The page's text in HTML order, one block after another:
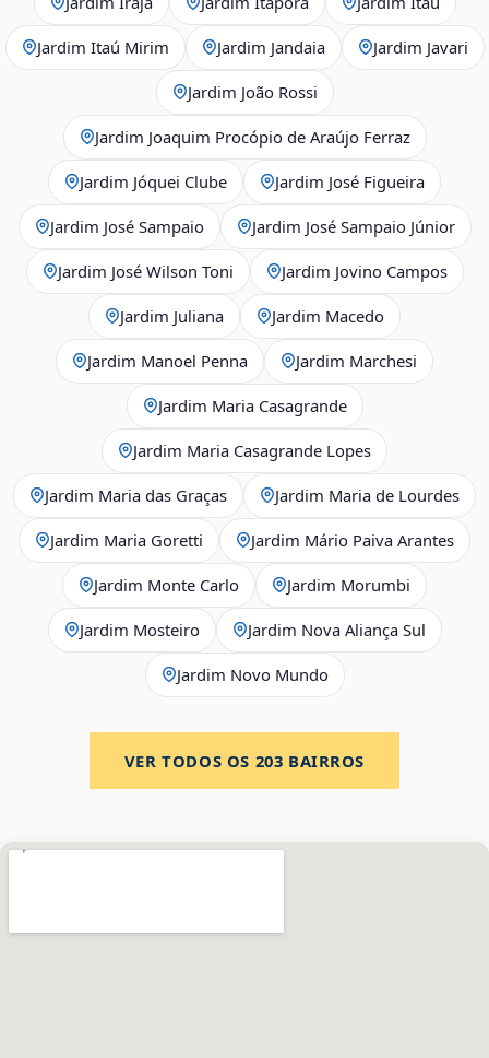
Jardim Itaú Mirim Jardim Jandaia Jardim Javari
Jardim João Rossi
Jardim Joaquim Procópio de Araújo Ferraz
Jardim Jóquei Clube Jardim José Figueira
Jardim José Sampaio Jardim José Sampaio Júnior
Jardim José Wilson Toni Jardim Jovino Campos
Jardim Juliana Jardim Macedo
Jardim Manoel Penna Jardim Marchesi
Jardim Maria Casagrande
Jardim Maria Casagrande Lopes
Jardim Maria das Graças Jardim Maria de Lourdes
Jardim Maria Goretti Jardim Mário Paiva Arantes
Jardim Monte Carlo Jardim Morumbi
Jardim Mosteiro Jardim Nova Aliança Sul
Jardim Novo Mundo
VER TODOS OS 203 BAIRROS